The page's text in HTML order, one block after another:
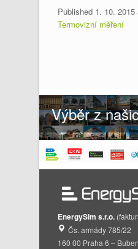
Published 1. 10. 2015
Termovizní měření
Výběr z
EnergySim s.r.o.
Čs. armády 785/22
160 00 Praha 6 –